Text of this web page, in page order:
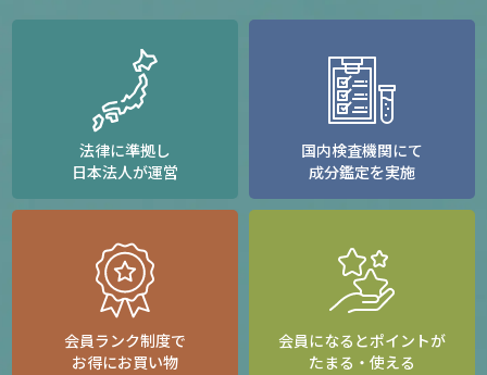
法律に準拠し
日本法人が運営
国内検査機関にて
成分鑑定を実施
会員ランク制度で
お得にお買い物
会員になるとポイントが
たまる・使える